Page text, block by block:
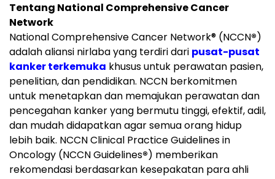
Tentang National Comprehensive Cancer
Network
National Comprehensive Cancer Network® (NCCN®)
adalah aliansi nirlaba yang terdiri dari pusat-pusat
kanker terkemuka khusus untuk perawatan pasien,
penelitian, dan pendidikan. NCCN berkomitmen
untuk menetapkan dan memajukan perawatan dan
pencegahan kanker yang bermutu tinggi, efektif, adil,
dan mudah didapatkan agar semua orang hidup
lebih baik. NCCN Clinical Practice Guidelines in
Oncology (NCCN Guidelines®) memberikan
rekomendasi berdasarkan kesepakatan para ahli